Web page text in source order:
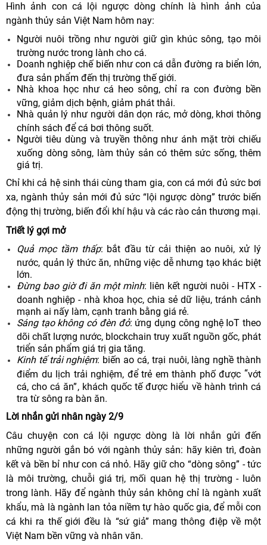
Hình ảnh con cá lội ngược dòng chính là hình ảnh của
ngành thủy sản Việt Nam hôm nay:
Người nuôi trồng như người giữ gìn khúc sông, tạo môi
trường nước trong lành cho cá.
Doanh nghiệp chế biến như con cá dẫn đường ra biển lớn,
đưa sản phẩm đến thị trường thế giới.
Nhà khoa học như cá heo sông, chỉ ra con đường bền
vững, giảm dịch bệnh, giảm phát thải.
Nhà quản lý như người dân dọn rác, mở dòng, khơi thông
chính sách để cá bơi thông suốt.
Người tiêu dùng và truyền thông như ánh mặt trời chiếu
xuống dòng sông, làm thủy sản có thêm sức sống, thêm
giá trị.
Chỉ khi cả hệ sinh thái cùng tham gia, con cá mới đủ sức bơi
xa, ngành thủy sản mới đủ sức“ lội ngược dòng” trước biến
động thị trường, biến đổi khí hậu và các rào cản thương mại.
Triết lý gợi mở
Quả mọc tầm thấp: bắt đầu từ cải thiện ao nuôi, xử lý
nước, quản lý thức ăn, những việc dễ nhưng tạo khác biệt
lớn.
Đừng bao giờ đi ăn một mình: liên kết người nuôi - HTX -
doanh nghiệp - nhà khoa học, chia sẻ dữ liệu, tránh cảnh
mạnh ai nấy làm, cạnh tranh bằng giá rẻ.
Sáng tạo không có đèn đỏ: ứng dụng công nghệ IoT theo
dõi chất lượng nước, blockchain truy xuất nguồn gốc, phát
triển sản phẩm giá trị gia tăng.
Kinh tế trải nghiệm: biến ao cá, trại nuôi, làng nghề thành
điểm du lịch trải nghiệm, để trẻ em thành phố được “vớt
cá, cho cá ăn”, khách quốc tế được hiểu về hành trình cá
tra từ sông ra bàn ăn.
Lời nhắn gửi nhân ngày 2/9
Câu chuyện con cá lội ngược dòng là lời nhắn gửi đến
những người gắn bó với ngành thủy sản: hãy kiên trì, đoàn
kết và bền bỉ như con cá nhỏ. Hãy giữ cho “dòng sông” - tức
là môi trường, chuỗi giá trị, mối quan hệ thị trường - luôn
trong lành. Hãy để ngành thủy sản không chỉ là ngành xuất
khẩu, mà là ngành lan tỏa niềm tự hào quốc gia, để mỗi con
cá khi ra thế giới đều là “sứ giả” mang thông điệp về một
Việt Nam bền vững và nhân văn.